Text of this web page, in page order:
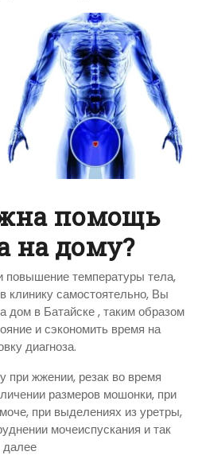
помощь
на дому?
повышение температуры тела,
клинику самостоятельно, Вы
дом в Батайске , таким образом
и сэкономить время на
диагноза.
при жжении, резак во время
размеров мошонки, при
при выделениях из уретры,
мочеиспускания и так
далее